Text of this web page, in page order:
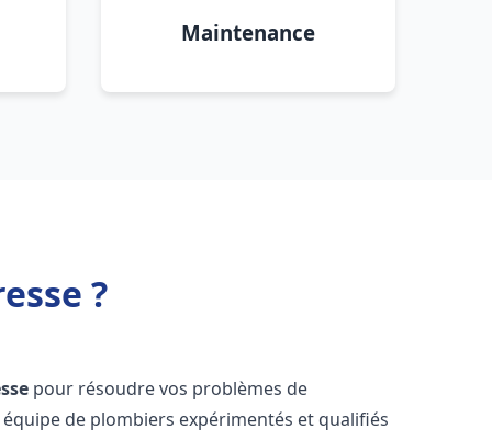
Maintenance
?
pour résoudre vos problèmes de
de plombiers expérimentés et qualifiés